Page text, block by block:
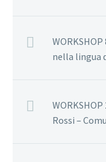
nella lingua
Rossi –